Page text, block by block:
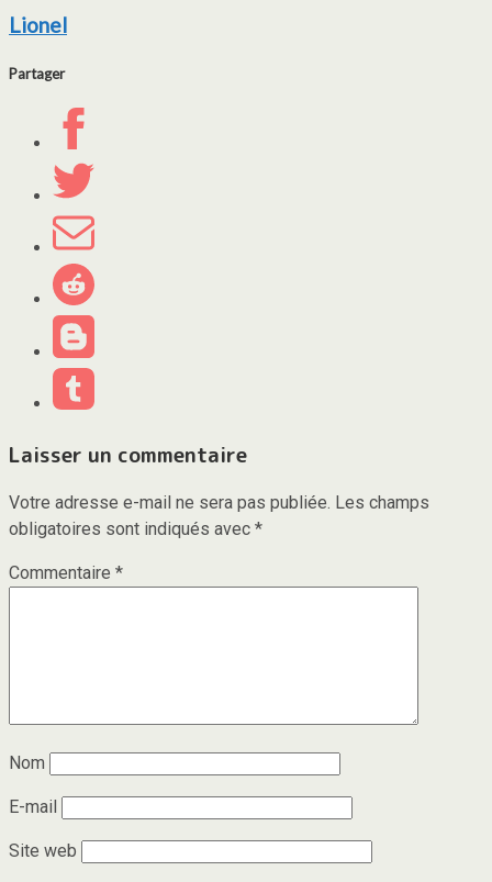
Lionel
Partager
Laisser un commentaire
Votre adresse e-mail ne sera pas publiée. Les champs
obligatoires sont indiqués avec *
Commentaire *
Nom
E-mail
Site web